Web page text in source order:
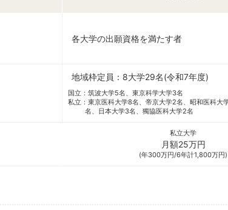
各大学の出願資格を満たす者
地域枠定員： 8大学29名(令和7年度)
国立：筑波大学5名、東京科学大学3名
私立：東京医科大学8名、帝京大学2名、昭和医科大
名、日本大学3名、獨協医科大学2名
私立大学
月額25万円
(年300万円/6年計1,800万円)